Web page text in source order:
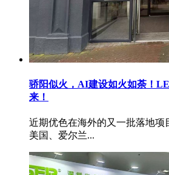
骄阳似火，AI建设如火如荼！
来！
近期优色在海外的又一批落地项
美国、爱尔兰...